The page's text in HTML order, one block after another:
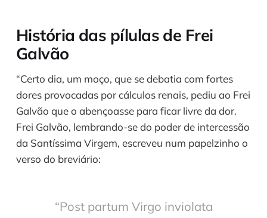
História das pílulas de Frei
Galvão
“Certo dia, um moço, que se debatia com fortes
dores provocadas por cálculos renais, pediu ao Frei
Galvão que o abençoasse para ficar livre da dor.
Frei Galvão, lembrando-se do poder de intercessão
da Santíssima Virgem, escreveu num papelzinho o
verso do breviário:
“Post partum Virgo inviolata